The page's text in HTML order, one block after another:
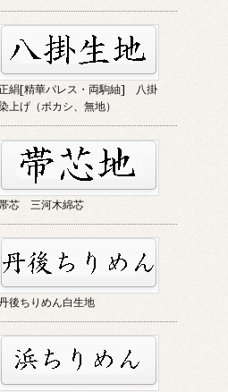
絹[精華パレス・両駒紬] 八掛
上げ（ボカシ、無地）
芯 三河木綿芯
後ちりめん白生地